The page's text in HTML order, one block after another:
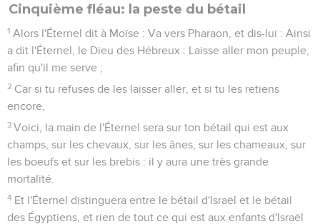
Cinquième fléau: la peste du bétail
1 Alors l'Éternel dit à Moïse : Va vers Pharaon, et dis-lui : Ainsi
a dit l'Éternel, le Dieu des Hébreux : Laisse aller mon peuple,
afin qu'il me serve ;
2 Car si tu refuses de les laisser aller, et si tu les retiens
encore,
3 Voici, la main de l'Éternel sera sur ton bétail qui est aux
champs, sur les chevaux, sur les ânes, sur les chameaux, sur
les boeufs et sur les brebis : il y aura une très grande
mortalité.
4 Et l'Éternel distinguera entre le bétail d'Israël et le bétail
des Égyptiens, et rien de tout ce qui est aux enfants d'Israël